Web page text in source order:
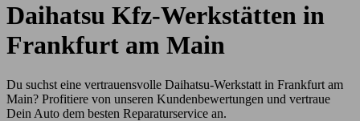
Daihatsu Kfz-Werkstätten in
Frankfurt am Main
Du suchst eine vertrauensvolle Daihatsu-Werkstatt in Frankfurt am
Main? Profitiere von unseren Kundenbewertungen und vertraue
Dein Auto dem besten Reparaturservice an.